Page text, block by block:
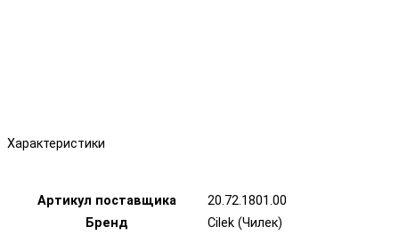
Характеристики
Артикул поставщика
20.72.1801.00
Бренд
Cilek (Чилек)